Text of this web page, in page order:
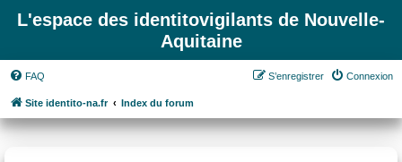
L'espace des identitovigilants de Nouvelle-
Aquitaine
FAQ Connexion
S’enregistrer
Site identito-na.fr Index du forum